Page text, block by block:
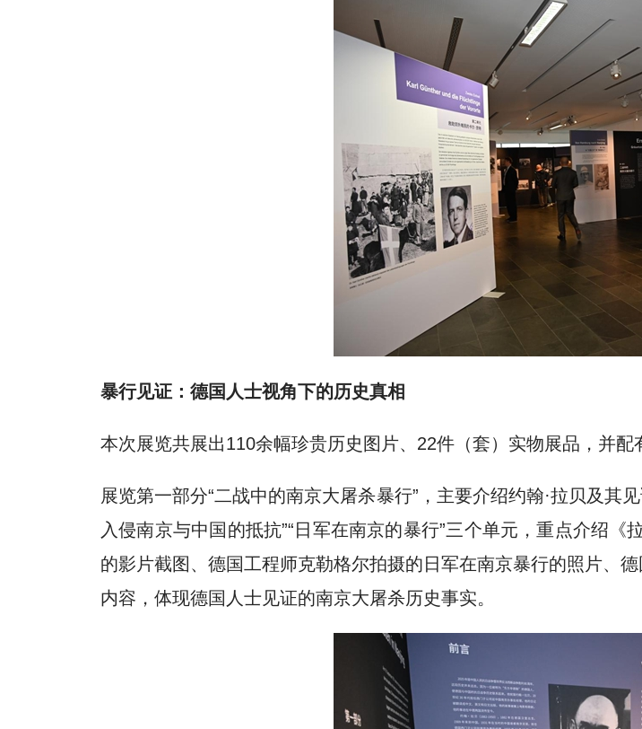
暴行见证：德国人士视角下的历史真相
本次展览共展出110余幅珍贵历史图片、22件（套）实物展品，并配
展览第一部分“二战中的南京大屠杀暴行”，主要介绍约翰·拉贝及其见
入侵南京与中国的抵抗”“日军在南京的暴行”三个单元，重点介绍
的影片截图、德国工程师克勒格尔拍摄的日军在南京暴行的照片、
内容，体现德国人士见证的南京大屠杀历史事实。